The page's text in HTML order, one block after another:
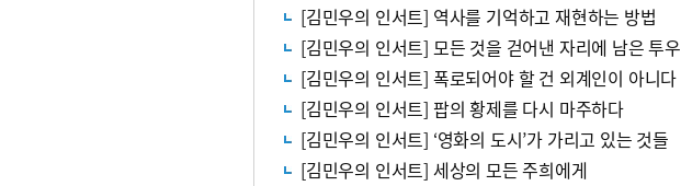
[김민우의 인서트] 역사를 기억하고 재현하는 방법
[김민우의 인서트] 모든 것을 걷어낸 자리에 남은 투우
[김민우의 인서트] 폭로되어야 할 건 외계인이 아니다
[김민우의 인서트] 팝의 황제를 다시 마주하다
[김민우의 인서트] ‘영화의 도시’가 가리고 있는 것들
[김민우의 인서트] 세상의 모든 주희에게